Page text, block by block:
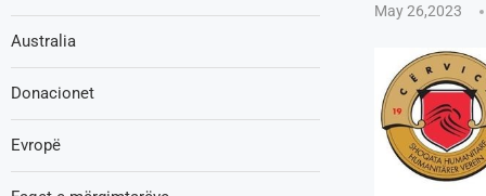
May 26,2023
Australia
Donacionet
Evropë